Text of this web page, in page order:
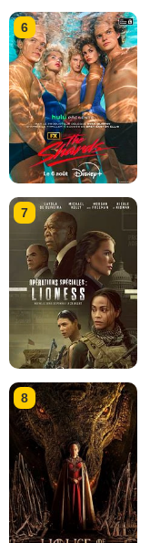
6
7
8